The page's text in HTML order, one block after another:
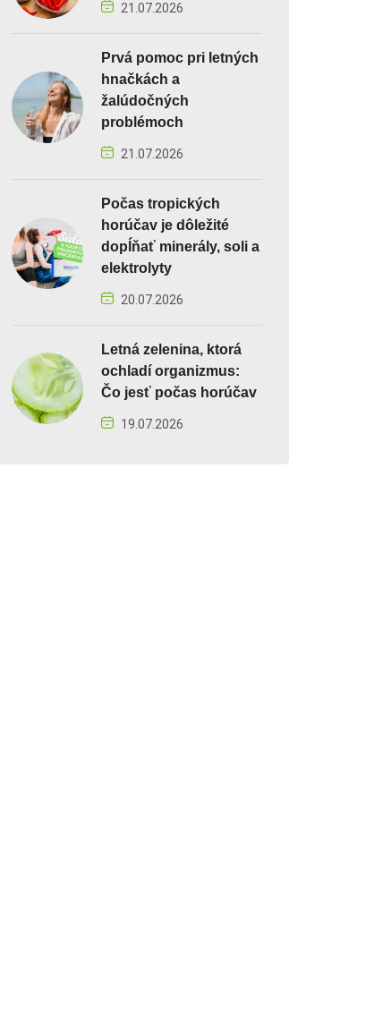
21.07.2026
Prvá pomoc pri letných
hnačkách a
žalúdočných
problémoch
21.07.2026
Počas tropických
horúčav je dôležité
dopĺňať minerály, soli a
elektrolyty
20.07.2026
Letná zelenina, ktorá
ochladí organizmus:
Čo jesť počas horúčav
19.07.2026